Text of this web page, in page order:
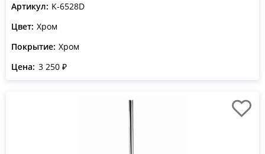
Артикул: K-6528D
Цвет: Хром
Покрытие: Хром
Цена: 3 250 ₽